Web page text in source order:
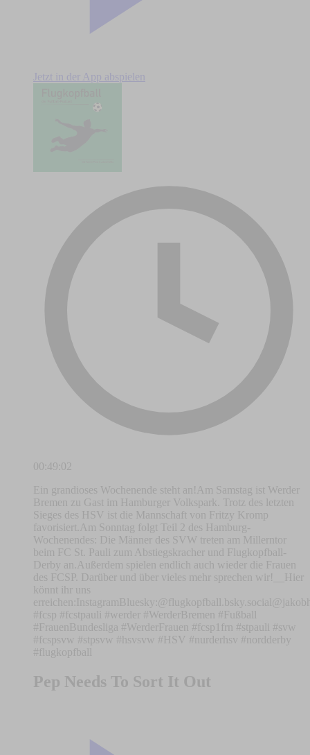
Jetzt in der App abspielen
00:49:02
Ein grandioses Wochenende steht an!Am Samstag ist Werder
Bremen zu Gast im Hamburger Volkspark. Trotz des letzten
Sieges des HSV ist die Mannschaft von Fritzy Kromp
favorisiert.Am Sonntag folgt Teil 2 des Hamburg-
Wochenendes: Die Männer des SVW treten am Millerntor
beim FC St. Pauli zum Abstiegskracher und Flugkopfball-
Derby an.Außerdem spielen endlich auch wieder die Frauen
des FCSP. Darüber und über vieles mehr sprechen wir!__Hier
könnt ihr uns
#fcsp #fcstpauli #werder #WerderBremen #Fußball
#FrauenBundesliga #WerderFrauen #fcsp1frn #stpauli #svw
#fcspsvw #stpsvw #hsvsvw #HSV #nurderhsv #nordderby
#flugkopfball
Pep Needs To Sort It Out